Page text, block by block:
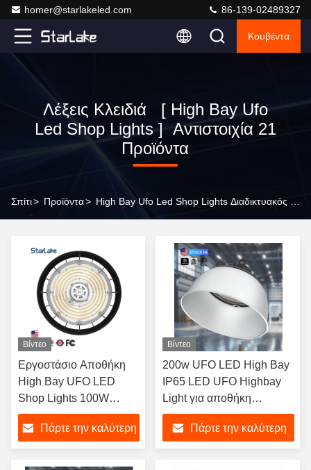
homer@starlakeled.com 86-139-02489327
Κουβέντα
Λέξεις Κλειδιά [ High Bay Ufo
Led Shop Lights ] Αντιστοιχία 21
Προϊόντα
Σπίτι> Προϊόντα>
Βίντεο
Εργοστάσιο Αποθήκη
High Bay UFO LED
Shop Lights 100W
120W 150W 200W
240WΠάρτε την καλύτερη
Βίντεο
200w UFO LED High Bay
IP65 LED UFO Highbay
Light για αποθήκη
γυμναστήριο γκαράζ
Πάρτε την καλύτερη